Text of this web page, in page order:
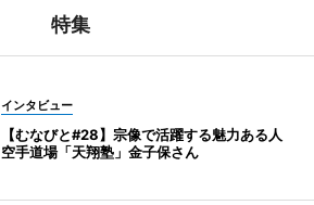
特集
インタビュー
【むなびと#28】宗像で活躍する魅力ある人
空手道場「天翔塾」金子保さん